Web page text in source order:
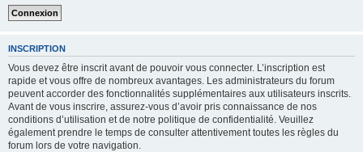
INSCRIPTION
Vous devez être inscrit avant de pouvoir vous connecter. L’inscription est
rapide et vous offre de nombreux avantages. Les administrateurs du forum
peuvent accorder des fonctionnalités supplémentaires aux utilisateurs inscrits.
Avant de vous inscrire, assurez-vous d’avoir pris connaissance de nos
conditions d’utilisation et de notre politique de confidentialité. Veuillez
également prendre le temps de consulter attentivement toutes les règles du
forum lors de votre navigation.